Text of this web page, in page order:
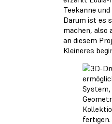
Teekanne
Darum ist es
machen, also
an diesem
Kleineres